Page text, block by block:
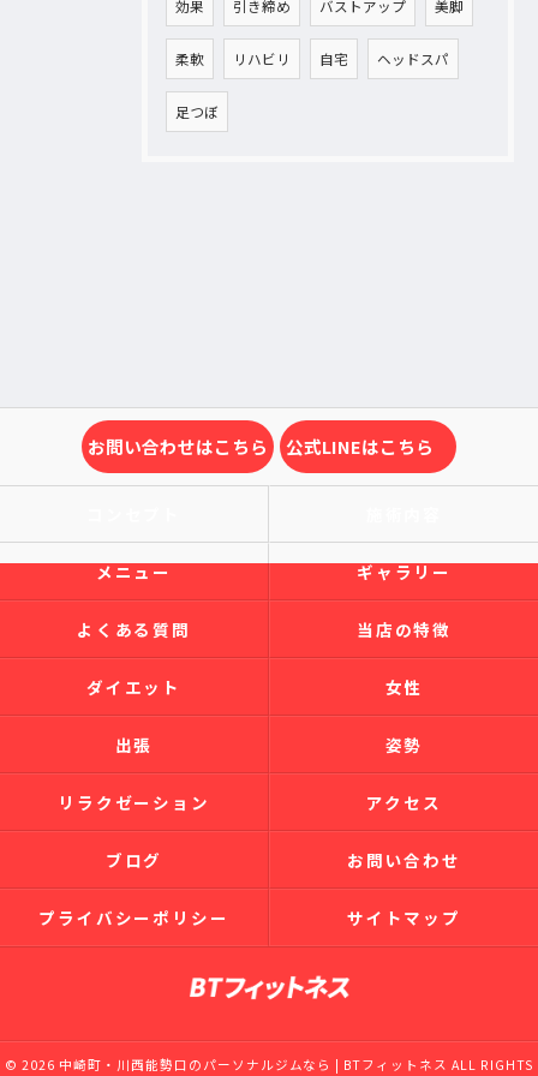
効果 引き締め バストアップ 美脚
柔軟 リハビリ 自宅 ヘッドスパ
足つぼ
お問い合わせはこちら 公式LINEはこちら
メニュー ギャラリー
よくある質問 当店の特徴
ダイエット 女性
出張 姿勢
リラクゼーション アクセス
ブログ お問い合わせ
プライバシーポリシー サイトマップ
© 2026 中崎町・川西能勢口のパーソナルジムなら | BTフィットネス ALL RIGHTS